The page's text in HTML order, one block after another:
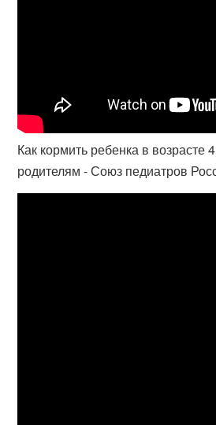
Как кормить ребенка в возрасте
родителям - Союз педиатров